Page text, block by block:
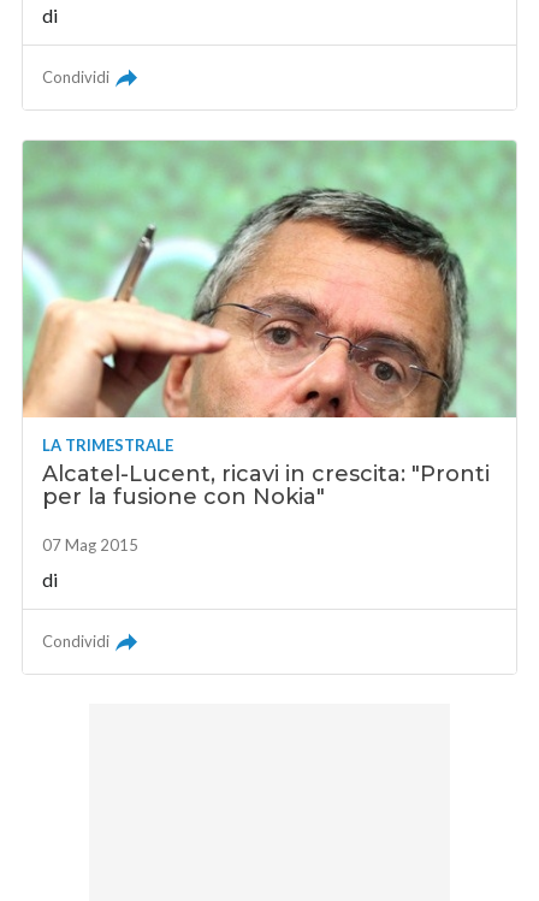
di
Condividi
LA TRIMESTRALE
Alcatel-Lucent, ricavi in crescita: "Pronti
per la fusione con Nokia"
07 Mag 2015
di
Condividi